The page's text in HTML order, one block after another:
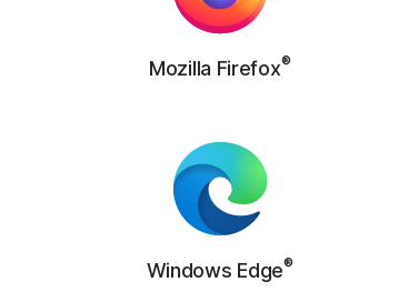
Mozilla Firefox®
Windows Edge®